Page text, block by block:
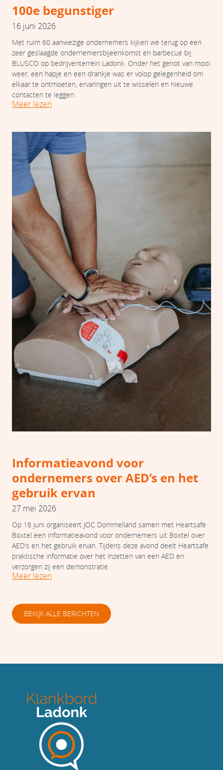
100e begunstiger
16 juni 2026
Met ruim 60 aanwezige ondernemers kijken we terug op een
zeer geslaagde ondernemersbijeenkomst en barbecue bij
BLUSCO op bedrijventerrein Ladonk. Onder het genot van mooi
weer, een hapje en een drankje was er volop gelegenheid om
elkaar te ontmoeten, ervaringen uit te wisselen en nieuwe
contacten te leggen.
Meer lezen
Informatieavond voor
ondernemers over AED’s en het
gebruik ervan
27 mei 2026
Op 16 juni organiseert JOC Dommelland samen met Heartsafe
Boxtel een informatieavond voor ondernemers uit Boxtel over
AED’s en het gebruik ervan. Tijdens deze avond deelt Heartsafe
praktische informatie over het inzetten van een AED en
verzorgen zij een demonstratie.
Meer lezen
BEKIJK ALLE BERICHTEN